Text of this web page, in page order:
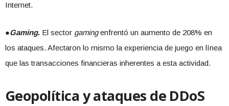
Internet.
●Gaming. El sector gamingenfrentó un aumento de 208% en
los ataques. Afectaron lo mismo la experiencia de juego en línea
que las transacciones financieras inherentes a esta actividad.
Geopolítica y ataques de DDoS